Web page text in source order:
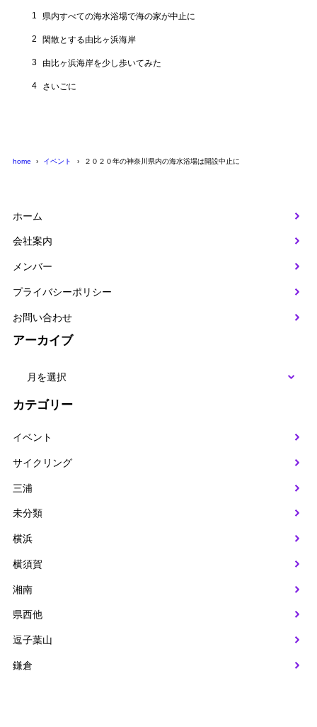
1 県内すべての海水浴場で海の家が中止に
2 閑散とする由比ヶ浜海岸
3 由比ヶ浜海岸を少し歩いてみた
4 さいごに
home イベント ２０２０年の神奈川県内の海水浴場は開設中止に
ホーム
会社案内
メンバー
プライバシーポリシー
お問い合わせ
アーカイブ
カテゴリー
イベント
サイクリング
三浦
未分類
横浜
横須賀
湘南
県西他
逗子葉山
鎌倉